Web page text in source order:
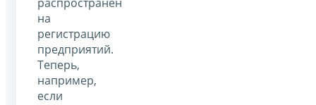
на
регистрацию
предприятий.
Теперь,
например,
если